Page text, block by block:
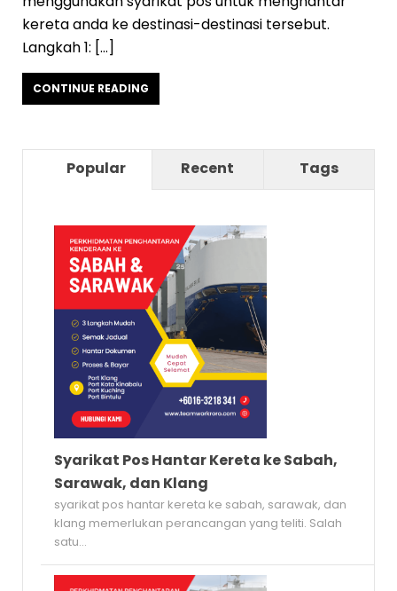
kereta anda ke destinasi-destinasi tersebut.
Langkah 1: […]
CONTINUE READING
Popular Recent Tags
Syarikat Pos Hantar Kereta ke Sabah,
Sarawak, dan Klang
syarikat pos hantar kereta ke sabah, sarawak, dan
klang memerlukan perancangan yang teliti. Salah
satu...